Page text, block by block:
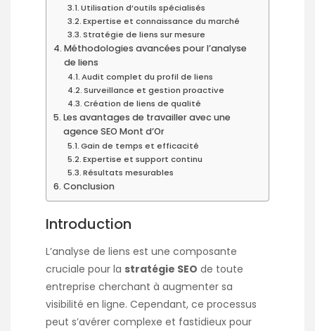
Utilisation d’outils spécialisés
Expertise et connaissance du marché
Stratégie de liens sur mesure
Méthodologies avancées pour l’analyse
de liens
Audit complet du profil de liens
Surveillance et gestion proactive
Création de liens de qualité
Les avantages de travailler avec une
agence SEO Mont d’Or
Gain de temps et efficacité
Expertise et support continu
Résultats mesurables
Conclusion
Introduction
L’analyse de liens est une composante
cruciale pour la stratégie SEO de toute
entreprise cherchant à augmenter sa
visibilité en ligne. Cependant, ce processus
peut s’avérer complexe et fastidieux pour